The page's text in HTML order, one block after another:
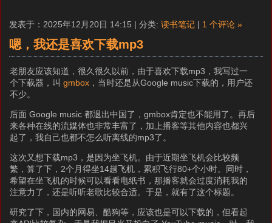
发表于：2025年12月20日 14:15 | 分类: 读书笔记 | 1 个评论 »
嗯，我还是喜欢下载mp3
老朋友应该知道，很久很久以前，由于喜欢下载mp3，我写过一
个下载器，叫gmbox ，当时还是从Google music下载的，用户还
不少。
后面 Google music 都退出中国了，gmbox肯定也不能用了。再后
来各种在线的流媒体也非常丰富了，加上播客等其他内容也都兴
起了，我自己也都不怎么听离线的mp3了。
这次又想下载mp3，是因为坐飞机。由于近期坐飞机会比较频
繁，算了下，2个月得坐14趟飞机，累积飞行80+个小时。同时，
希望在坐飞机的时候可以看看电纸书，那播客就会过度消耗我的
注意力了，还是听听老歌比较合适。于是，就有了这个标题。
研究了下，国内的网易、酷狗等，应该也是可以下载的，但看起